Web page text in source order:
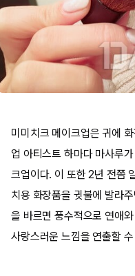
미미치크 메이크업은 귀에
업 아티스트 하마다 마사루
크업이다. 이 또한 2년 전쯤
치용 화장품을 귓불에 발라
을 바르면 풍수적으로 연애
사랑스러운 느낌을 연출할